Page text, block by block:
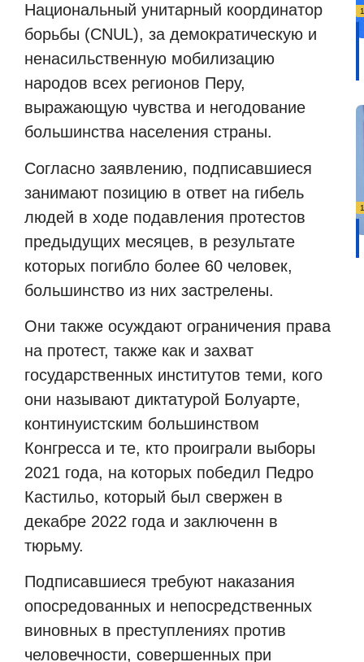
Национальный унитарный координатор
борьбы (CNUL), за демократическую и
ненасильственную мобилизацию
народов всех регионов Перу,
выражающую чувства и негодование
большинства населения страны.
Согласно заявлению, подписавшиеся
занимают позицию в ответ на гибель
людей в ходе подавления протестов
предыдущих месяцев, в результате
которых погибло более 60 человек,
большинство из них застрелены.
Они также осуждают ограничения права
на протест, также как и захват
государственных институтов теми, кого
они называют диктатурой Болуарте,
континуистским большинством
Конгресса и те, кто проиграли выборы
2021 года, на которых победил Педро
Кастильо, который был свержен в
декабре 2022 года и заключенн в
тюрьму.
Подписавшиеся требуют наказания
опосредованных и непосредственных
виновных в преступлениях против
человечности, совершенных при